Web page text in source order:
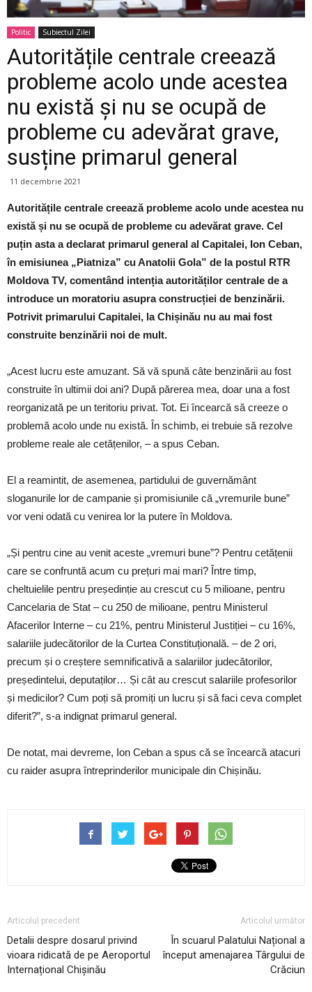
Politic Subiectul Zilei
Autoritățile centrale creează
probleme acolo unde acestea
nu există și nu se ocupă de
probleme cu adevărat grave,
susține primarul general
11 decembrie 2021
Autoritățile centrale creează probleme acolo unde acestea nu
există și nu se ocupă de probleme cu adevărat grave. Cel
puțin asta a declarat primarul general al Capitalei, Ion Ceban,
în emisiunea „Piatniza” cu Anatolii Gola” de la postul RTR
Moldova TV, comentând intenția autorităților centrale de a
introduce un moratoriu asupra construcției de benzinării.
Potrivit primarului Capitalei, la Chișinău nu au mai fost
construite benzinării noi de mult.
„Acest lucru este amuzant. Să vă spună câte benzinării au fost
construite în ultimii doi ani? După părerea mea, doar una a fost
reorganizată pe un teritoriu privat. Tot. Ei încearcă să creeze o
problemă acolo unde nu există. În schimb, ei trebuie să rezolve
probleme reale ale cetățenilor, – a spus Ceban.
El a reamintit, de asemenea, partidului de guvernământ
sloganurile lor de campanie și promisiunile că „vremurile bune”
vor veni odată cu venirea lor la putere în Moldova.
„Și pentru cine au venit aceste „vremuri bune”? Pentru cetățenii
care se confruntă acum cu prețuri mai mari? Între timp,
cheltuielile pentru președinție au crescut cu 5 milioane, pentru
Cancelaria de Stat – cu 250 de milioane, pentru Ministerul
Afacerilor Interne – cu 21%, pentru Ministerul Justiției – cu 16%,
salariile judecătorilor de la Curtea Constituțională. – de 2 ori,
precum și o creștere semnificativă a salariilor judecătorilor,
președintelui, deputaților… Și cât au crescut salariile profesorilor
și medicilor? Cum poți să promiți un lucru și să faci ceva complet
diferit?”, s-a indignat primarul general.
De notat, mai devreme, Ion Ceban a spus că se încearcă atacuri
cu raider asupra întreprinderilor municipale din Chișinău.
Articolul precedent
Detalii despre dosarul privind
vioara ridicată de pe Aeroportul
Internațional Chișinău
Articolul următor
În scuarul Palatului Național a
început amenajarea Târgului de
Crăciun